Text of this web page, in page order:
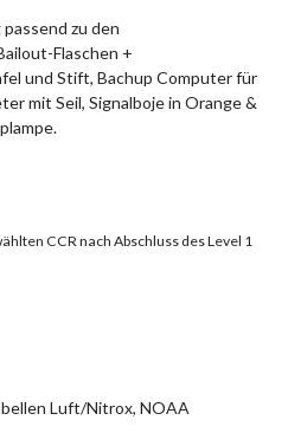
zu den
Flaschen +
und Stift, Bachup Computer für
mit Seil, Signalboje in Orange &
CCR nach Abschluss des Level 1
Luft/Nitrox, NOAA